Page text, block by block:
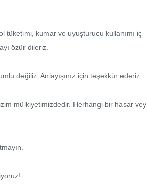
tüketimi, kumar ve uyuşturucu kullanımı iç
özür dileriz.
değiliz. Anlayışınız için teşekkür ederiz.
mülkiyetimizdedir. Herhangi bir hasar vey